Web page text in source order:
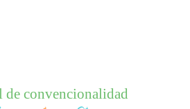
de convencionalidad